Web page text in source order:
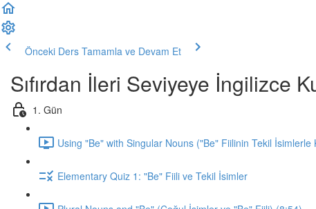
Önceki Ders Tamamla ve Devam Et
Sıfırdan İleri Seviyeye İngilizce
1. Gün
Using "Be" with Singular Nouns ("Be" Fiilinin Tekil İsimlerle
Elementary Quiz 1: "Be" Fiili ve Tekil İsimler